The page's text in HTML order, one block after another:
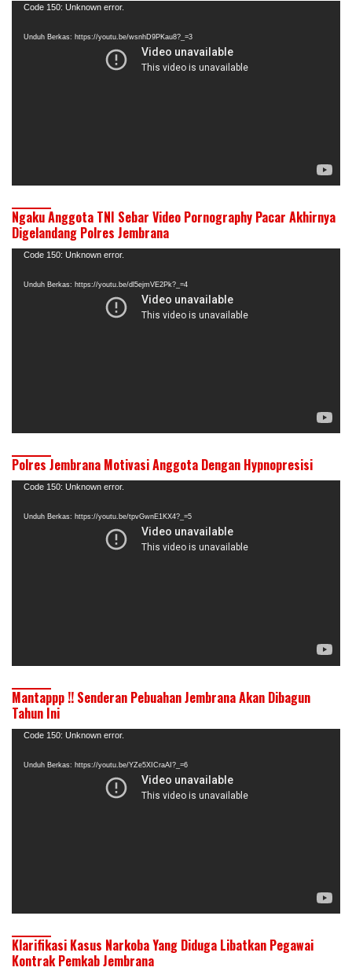
Pemutar
Code 150: Unknown error.
Unduh Berkas: https://youtu.be/wsnhD9PKau8?_=3
Ngaku Anggota TNI Sebar Video Pornography Pacar Akhirnya
Digelandang Polres Jembrana
Pemutar
Code 150: Unknown error.
Unduh Berkas: https://youtu.be/dl5ejmVE2Pk?_=4
Polres Jembrana Motivasi Anggota Dengan Hypnopresisi
Pemutar
Code 150: Unknown error.
Unduh Berkas: https://youtu.be/tpvGwnE1KX4?_=5
Mantappp !! Senderan Pebuahan Jembrana Akan Dibagun
Tahun Ini
Pemutar
Code 150: Unknown error.
Unduh Berkas: https://youtu.be/YZe5XICraAI?_=6
Klarifikasi Kasus Narkoba Yang Diduga Libatkan Pegawai
Kontrak Pemkab Jembrana